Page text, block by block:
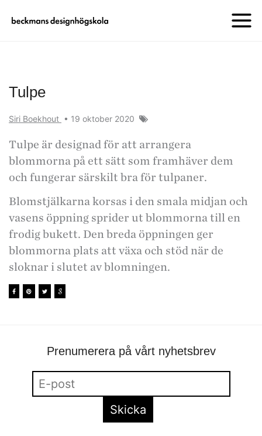
Tulpe
Siri Boekhout • 19 oktober 2020
Tulpe är designad för att arrangera
blommorna på ett sätt som framhäver dem
och fungerar särskilt bra för tulpaner.
Blomstjälkarna korsas i den smala midjan och
vasens öppning sprider ut blommorna till en
frodig bukett. Den breda öppningen ger
blommorna plats att växa och stöd när de
sloknar i slutet av blomningen.
Prenumerera på vårt nyhetsbrev